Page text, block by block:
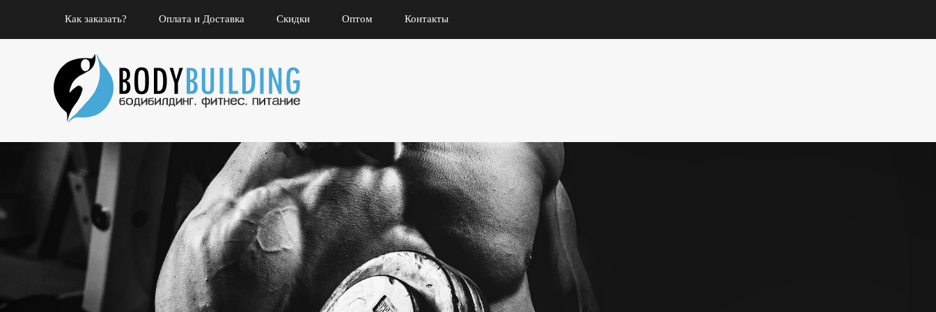
Как заказать? Оплата и Доставка Скидки Оптом Контакты